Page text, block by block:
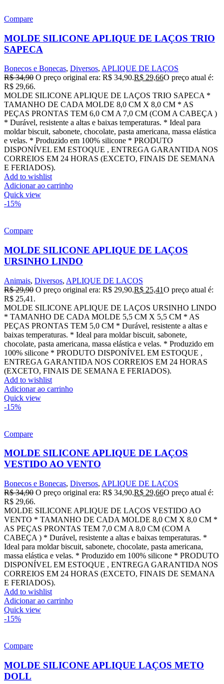
Compare
MOLDE SILICONE APLIQUE DE LAÇOS TRIO
SAPECA
Bonecos e Bonecas, Diversos, APLIQUE DE LAÇOS
R$34,90 O preço original era: R$ 34,90.R$ 29,66O preço atual é:
R$ 29,66.
MOLDE SILICONE APLIQUE DE LAÇOS TRIO SAPECA *
TAMANHO DE CADA MOLDE 8,0 CM X 8,0 CM * AS
PEÇAS PRONTAS TEM 6,0 CM A 7,0 CM (COM A CABEÇA )
* Durável, resistente a altas e baixas temperaturas. * Ideal para
moldar biscuit, sabonete, chocolate, pasta americana, massa elástica
e velas. * Produzido em 100% silicone * PRODUTO
DISPONÍVEL EM ESTOQUE , ENTREGA GARANTIDA NOS
CORREIOS EM 24 HORAS (EXCETO, FINAIS DE SEMANA
E FERIADOS).
Add to wishlist
Adicionar ao carrinho
Quick view
-15%
Compare
MOLDE SILICONE APLIQUE DE LAÇOS
URSINHO LINDO
Animais, Diversos, APLIQUE DE LAÇOS
R$29,90 O preço original era: R$ 29,90.R$ 25,41O preço atual é:
R$ 25,41.
MOLDE SILICONE APLIQUE DE LAÇOS URSINHO LINDO
* TAMANHO DE CADA MOLDE 5,5 CM X 5,5 CM * AS
PEÇAS PRONTAS TEM 5,0 CM * Durável, resistente a altas e
baixas temperaturas. * Ideal para moldar biscuit, sabonete,
chocolate, pasta americana, massa elástica e velas. * Produzido em
100% silicone * PRODUTO DISPONÍVEL EM ESTOQUE ,
ENTREGA GARANTIDA NOS CORREIOS EM 24 HORAS
(EXCETO, FINAIS DE SEMANA E FERIADOS).
Add to wishlist
Adicionar ao carrinho
Quick view
-15%
Compare
MOLDE SILICONE APLIQUE DE LAÇOS
VESTIDO AO VENTO
Bonecos e Bonecas, Diversos, APLIQUE DE LAÇOS
R$34,90 O preço original era: R$ 34,90.R$ 29,66O preço atual é:
R$ 29,66.
MOLDE SILICONE APLIQUE DE LAÇOS VESTIDO AO
VENTO * TAMANHO DE CADA MOLDE 8,0 CM X 8,0 CM *
AS PEÇAS PRONTAS TEM 7,0 CM A 8,0 CM (COM A
CABEÇA ) * Durável, resistente a altas e baixas temperaturas. *
Ideal para moldar biscuit, sabonete, chocolate, pasta americana,
massa elástica e velas. * Produzido em 100% silicone * PRODUTO
DISPONÍVEL EM ESTOQUE , ENTREGA GARANTIDA NOS
CORREIOS EM 24 HORAS (EXCETO, FINAIS DE SEMANA
E FERIADOS).
Add to wishlist
Adicionar ao carrinho
Quick view
-15%
Compare
MOLDE SILICONE APLIQUE LAÇOS METO
DOLL